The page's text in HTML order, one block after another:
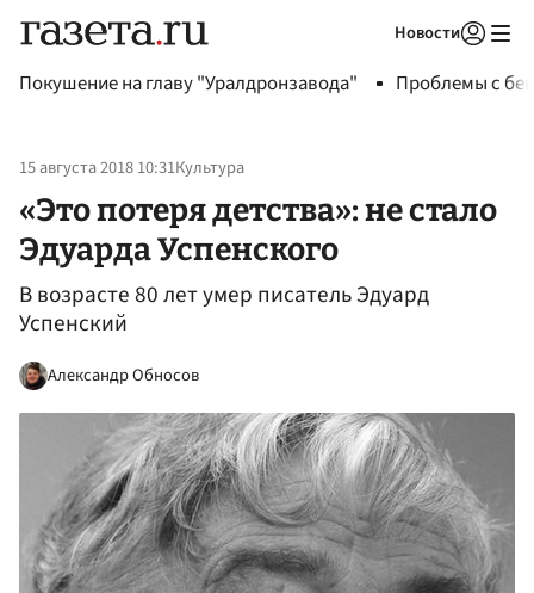
Новости
Покушение на главу "Уралдронзавода" Проблемы с
15 августа 2018 10:31Культура
«Это потеря детства»: не стало
Эдуарда Успенского
В возрасте 80 лет умер писатель Эдуард
Успенский
Александр Обносов